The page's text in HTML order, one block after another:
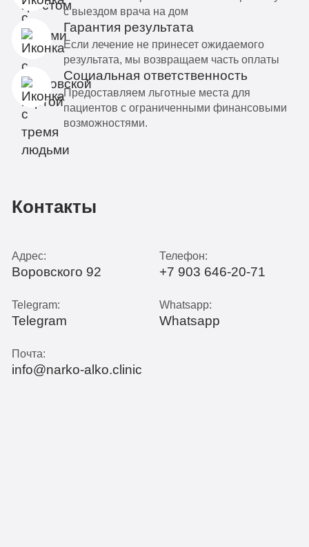
с выездом врача на дом
Гарантия результата
Если лечение не принесет ожидаемого
результата, мы возвращаем часть оплаты
Социальная ответственность
Предоставляем льготные места для
пациентов с ограниченными финансовыми
возможностями.
Контакты
Адрес:
Воровского 92
Телефон:
+7 903 646-20-71
Telegram:
Telegram
Whatsapp:
Whatsapp
Почта:
info@narko-alko.clinic